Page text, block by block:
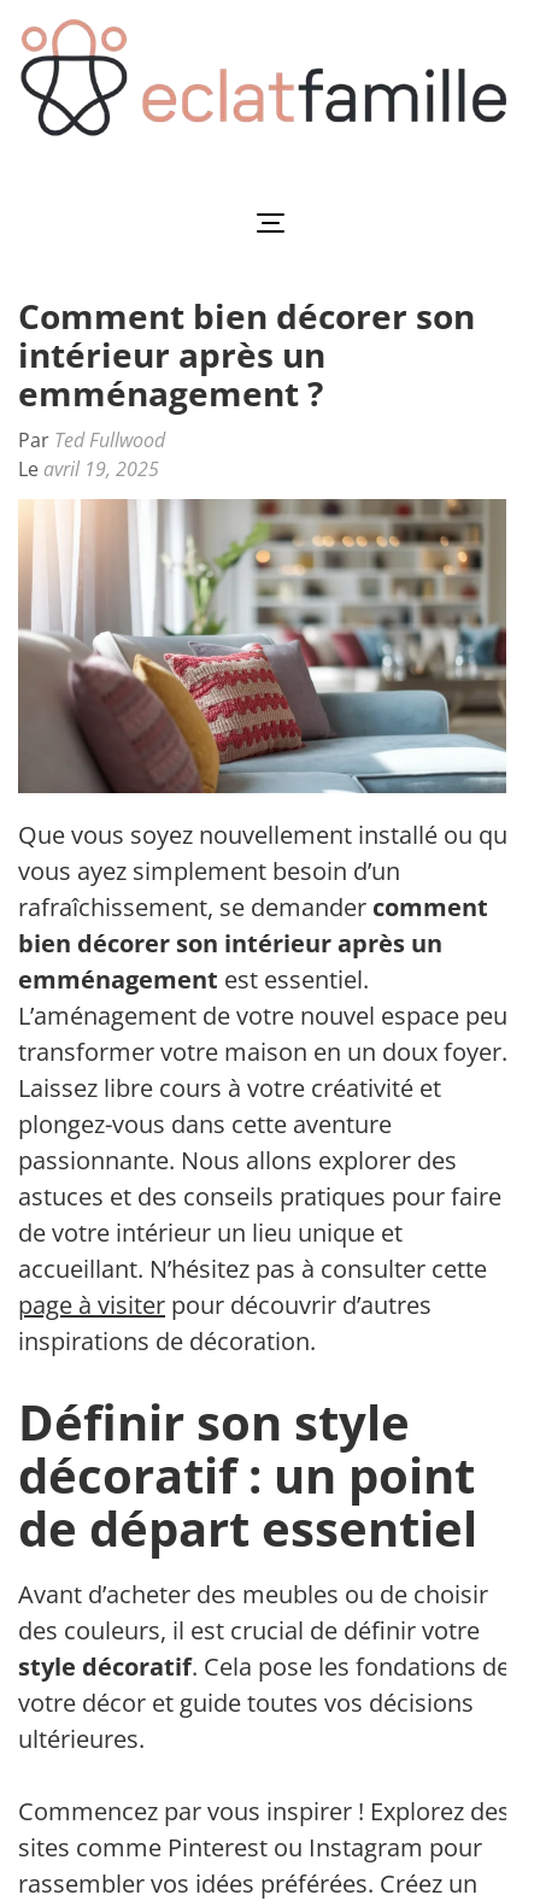
au
contenu
(Pressez
Comment bien décorer son
intérieur après un
emménagement ?
Par Ted Fullwood
Le avril 19, 2025
Que vous soyez nouvellement installé ou que
vous ayez simplement besoin d’un
rafraîchissement, se demander comment
bien décorer son intérieur après un
emménagement est essentiel.
L’aménagement de votre nouvel espace peut
transformer votre maison en un doux foyer.
Laissez libre cours à votre créativité et
plongez-vous dans cette aventure
passionnante. Nous allons explorer des
astuces et des conseils pratiques pour faire
de votre intérieur un lieu unique et
accueillant. N’hésitez pas à consulter cette
page à visiter pour découvrir d’autres
inspirations de décoration.
Définir son style
décoratif : un point
de départ essentiel
Avant d’acheter des meubles ou de choisir
des couleurs, il est crucial de définir votre
style décoratif. Cela pose les fondations de
votre décor et guide toutes vos décisions
ultérieures.
Commencez par vous inspirer ! Explorez des
sites comme Pinterest ou Instagram pour
rassembler vos idées préférées. Créez un